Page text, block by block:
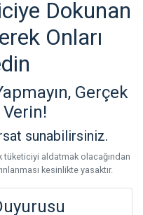
Dokunan
Onları
Gerçek
sunabilirsiniz.
tüketiciyi aldatmak olacağından
kesinlikte yasaktır.